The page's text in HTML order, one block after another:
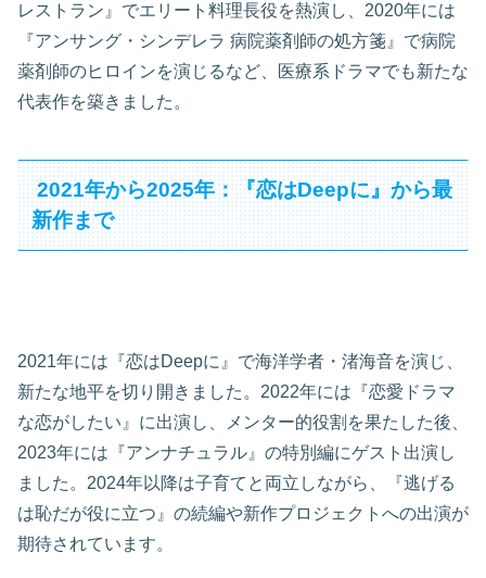
レストラン』でエリート料理長役を熱演し、2020年には
『アンサング・シンデレラ 病院薬剤師の処方箋』で病院
薬剤師のヒロインを演じるなど、医療系ドラマでも新たな
代表作を築きました。
2021年から2025年：『恋はDeepに』から最
新作まで
2021年には『恋はDeepに』で海洋学者・渚海音を演じ、
新たな地平を切り開きました。2022年には『恋愛ドラマ
な恋がしたい』に出演し、メンター的役割を果たした後、
2023年には『アンナチュラル』の特別編にゲスト出演し
ました。2024年以降は子育てと両立しながら、『逃げる
は恥だが役に立つ』の続編や新作プロジェクトへの出演が
期待されています。